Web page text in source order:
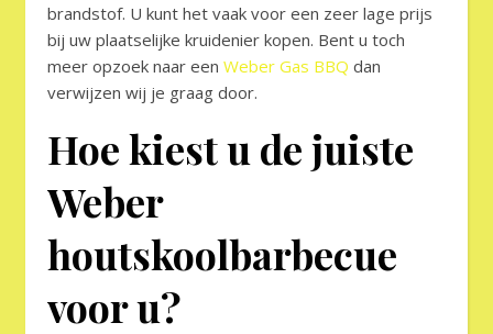
brandstof. U kunt het vaak voor een zeer lage prijs
bij uw plaatselijke kruidenier kopen. Bent u toch
meer opzoek naar een Weber Gas BBQ dan
verwijzen wij je graag door.
Hoe kiest u de juiste
Weber
houtskoolbarbecue
voor u?